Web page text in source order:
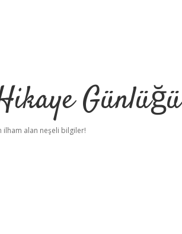
Günlüğü
ilham alan neşeli bilgiler!